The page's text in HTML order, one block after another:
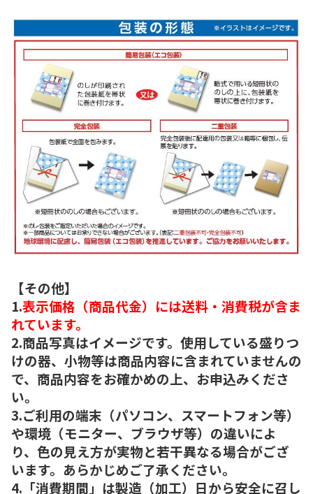
【その他】
1.表示価格（商品代金）には送料・消費税が含ま
れています。
2.商品写真はイメージです。使用している盛りつ
けの器、小物等は商品内容に含まれていませんの
で、商品内容をお確かめの上、お申込みくださ
い。
3.ご利用の端末（パソコン、スマートフォン等）
や環境（モニター、ブラウザ等）の違いによ
り、色の見え方が実物と若干異なる場合がござ
います。あらかじめご了承ください。
4.「消費期間」は製造（加工）日から安全に召し